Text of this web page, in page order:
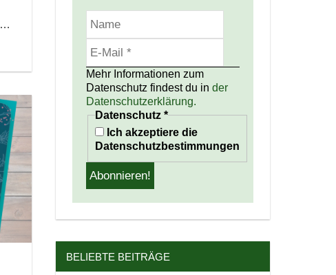
…
Mehr Informationen zum
Datenschutz findest du in der
Datenschutzerklärung.
Datenschutz *
Ich akzeptiere die
Datenschutzbestimmungen
BELIEBTE BEITRÄGE